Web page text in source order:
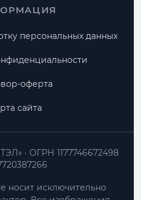
персональных данных
оферта
сайта
ОГРН 1177746672498
носит исключительно